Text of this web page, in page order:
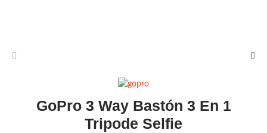
GoPro 3 Way Bastón 3 En 1
Tripode Selfie